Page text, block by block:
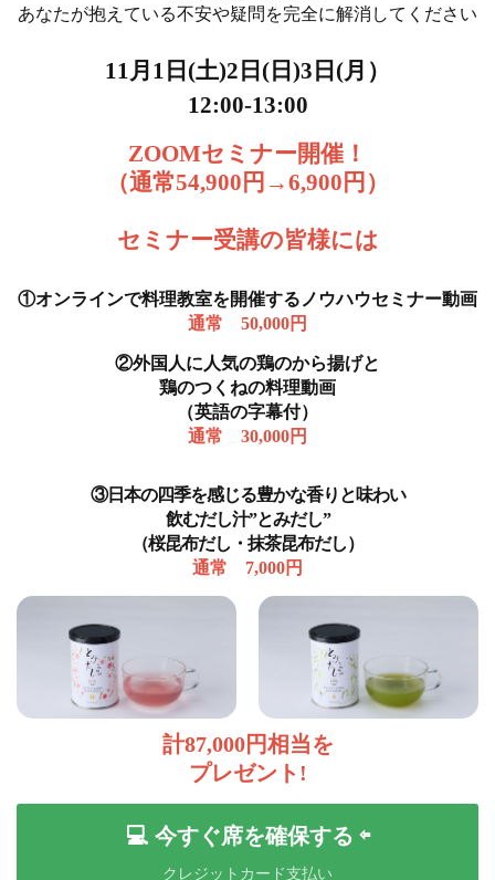
あなたが抱えている不安や疑問を完全に解消してください
11月1日(土)2日(日)3日(月）
12:00-13:00
ZOOMセミナー開催！
（通常54,900円→6,900円）
セミナー受講の皆様には
①オンラインで料理教室を開催するノウハウセミナー動画
通常 50,000円
②外国人に人気の鶏のから揚げと
鶏のつくねの料理動画
（英語の字幕付）
通常 30,000円
③日本の四季を感じる豊かな香りと味わい
飲むだし汁”とみだし”
（桜昆布だし・抹茶昆布だし）
通常 7,000円
計87,000円相当を
プレゼント!
💻 今すぐ席を確保する ⇦
クレジットカード支払い